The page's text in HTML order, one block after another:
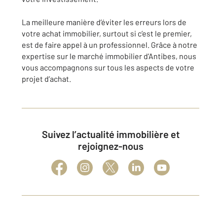
La meilleure manière d’éviter les erreurs lors de
votre achat immobilier, surtout si c’est le premier,
est de faire appel à un professionnel. Grâce à notre
expertise sur le marché immobilier d’Antibes, nous
vous accompagnons sur tous les aspects de votre
projet d’achat.
Suivez l’actualité immobilière et
rejoignez-nous